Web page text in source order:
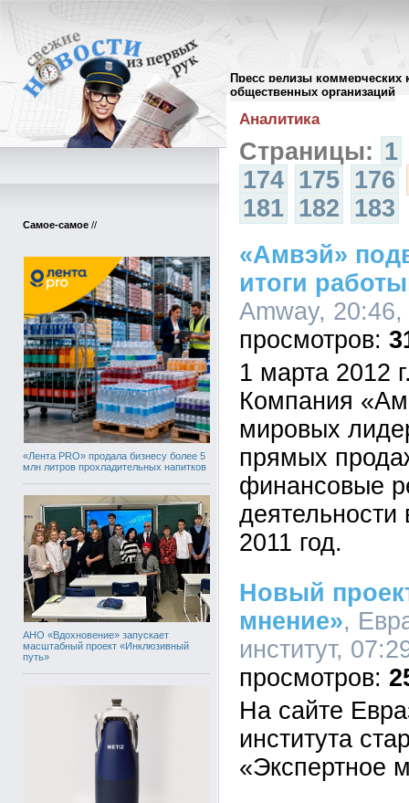
Пресс релизы коммерческих
общественных организаций
Самое-самое //
«Лента PRO» продала бизнесу более 5
млн литров прохладительных напитков
АНО «Вдохновение» запускает
масштабный проект «Инклюзивный
путь»
Архив пресс-релизов//
Аналитика
Страницы: 1
174 175 176
181 182 183
«Амвэй»
итоги
Amway,
1 марта 2012
Компания
мировых
прямых
финансовые
2011 год.
Новый
мнение»,
институт,
На сайте
института
«Экспертное